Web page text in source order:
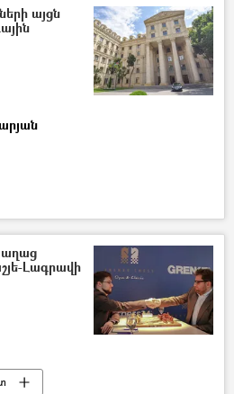
այցն
Լագրավի